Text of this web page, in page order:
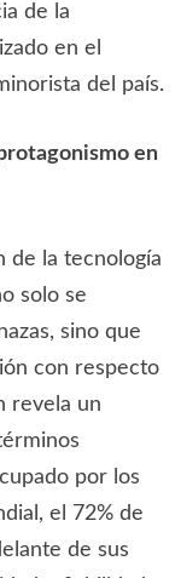
de la
en el
del país.
en
de la tecnología
solo se
sino que
con respecto
revela un
por los
el 72% de
de sus